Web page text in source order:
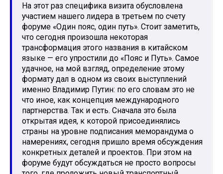
На этот раз специфика визита обусловлена
участием нашего лидера в третьем по счету
форуме «Один пояс, один путь». Стоит заметить,
что сегодня произошла некоторая
трансформация этого названия в китайском
языке — его упростили до «Пояс и Путь». Самое
удачное, на мой взгляд, определение этому
формату дал в одном из своих выступлений
именно Владимир Путин: по его словам это не
что иное, как концепция международного
партнерства. Так и есть. Сначала это была
открытая идея, к которой присоединялись
страны на уровне подписания меморандума о
намерениях, сегодня пришло время обсуждения
конкретных деталей и проектов. При этом на
форуме будут обсуждаться не просто вопросы